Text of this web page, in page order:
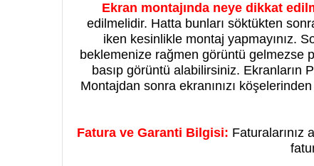
Ekran montajında neye dikkat
edilmelidir. Hatta bunları söktükten
iken kesinlikle montaj yapmayınız.
beklemenize rağmen görüntü gelmezse
basıp görüntü alabilirsiniz. Ekranların
Montajdan sonra ekranınızı
Fatura ve Garanti Bilgisi: Faturalarınız